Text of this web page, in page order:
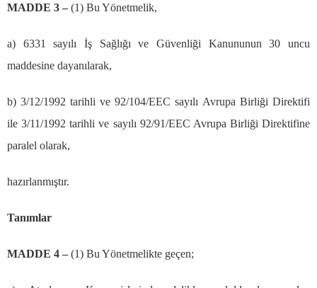
MADDE 3 – (1) Bu Yönetmelik,
a) 6331 sayılı İş Sağlığı ve Güvenliği Kanununun 30 uncu
maddesine dayanılarak,
b) 3/12/1992 tarihli ve 92/104/EEC sayılı Avrupa Birliği Direktifi
ile 3/11/1992 tarihli ve sayılı 92/91/EEC Avrupa Birliği Direktifine
paralel olarak,
hazırlanmıştır.
Tanımlar
MADDE 4 – (1) Bu Yönetmelikte geçen;